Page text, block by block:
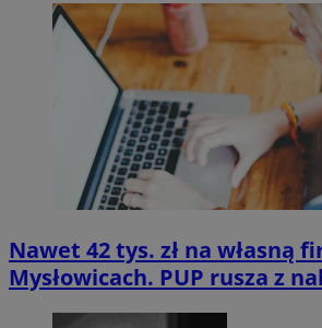
Nawet 42 tys. zł na własną
Mysłowicach. PUP rusza z